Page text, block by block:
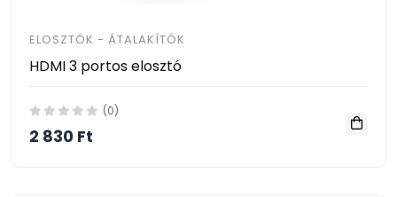
ELOSZTÓK - ÁTALAKÍTÓK
HDMI 3 portos elosztó
(0)
2 830 Ft